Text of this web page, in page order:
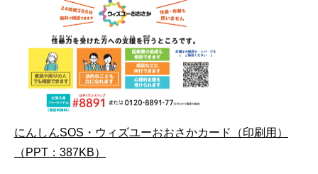
にんしんSOS・ウィズユーおおさかカード（印刷用）
（PPT：387KB）